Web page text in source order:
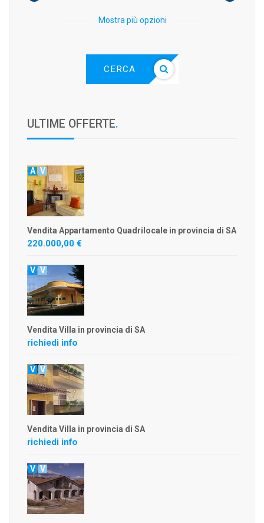
Mostra più opzioni
CERCA
ULTIME OFFERTE.
A V
Vendita Appartamento Quadrilocale in provincia di SA
220.000,00 €
V V
Vendita Villa in provincia di SA
richiedi info
V V
Vendita Villa in provincia di SA
richiedi info
V V